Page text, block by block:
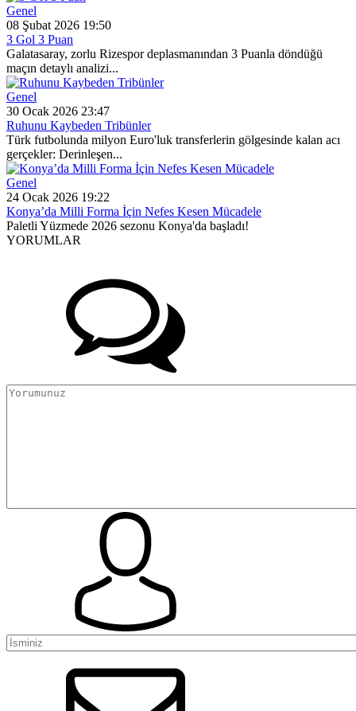
Genel
08 Şubat 2026 19:50
3 Gol 3 Puan
Galatasaray, zorlu Rizespor deplasmanından 3 Puanla döndüğü
maçın detaylı analizi...
Genel
30 Ocak 2026 23:47
Ruhunu Kaybeden Tribünler
Türk futbolunda milyon Euro'luk transferlerin gölgesinde kalan acı
gerçekler: Derinleşen...
Genel
24 Ocak 2026 19:22
Konya’da Milli Forma İçin Nefes Kesen Mücadele
Paletli Yüzmede 2026 sezonu Konya'da başladı!
YORUMLAR